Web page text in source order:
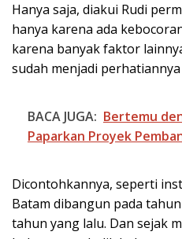
Hanya saja, diakui Rudi
hanya karena ada
karena banyak faktor
sudah menjadi
BACA JUGA: Bertemu
Paparkan Proyek
Dicontohkannya, seperti
Batam dibangun pada
tahun yang lalu. Dan sejak